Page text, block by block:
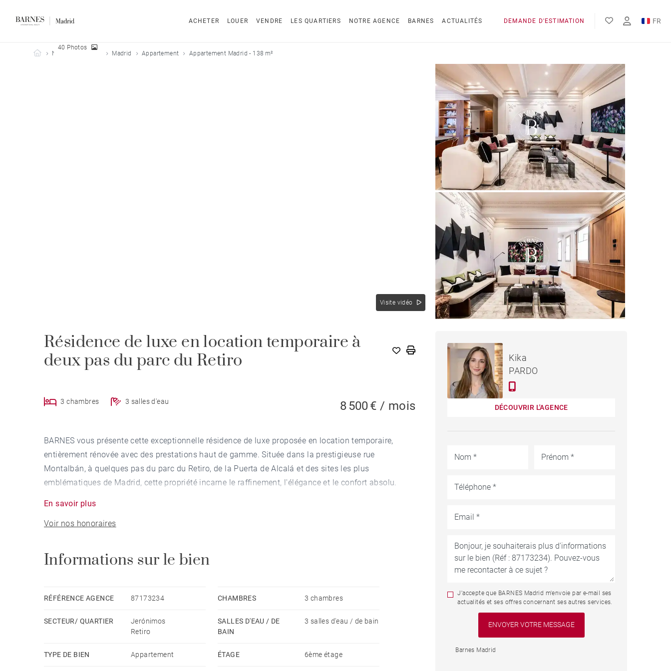
ACHETER LOUER VENDRE LES QUARTIERS NOTRE AGENCE BARNES ACTUALITÉS DEMANDE D'ESTIMATION FR
EN
Barnes Madrid
Nos biens à louer Madrid Appartement Appartement Madrid - 138 m²
Visite vidéo
40 Photos
Résidence de luxe en location temporaire à
deux pas du parc du Retiro
3 chambres 3 salles d'eau 8 500 € / mois
BARNES vous présente cette exceptionnelle résidence de luxe proposée en location temporaire,
entièrement rénovée avec des prestations haut de gamme. Située dans la prestigieuse rue
Montalbán, à quelques pas du parc du Retiro, de la Puerta de Alcalá et des sites les plus
emblématiques de Madrid, cette propriété incarne le raffinement, l'élégance et le confort absolu.
L'espace de vie s'organise autour d'un vaste séjour ouvert réunissant salon, salle à manger et
cuisine, offrant un cadre lumineux et sophistiqué, idéal pour recevoir ou profiter du quotidien.
électroménagers haut de gamme et comprend une buanderie discrètement intégrée avec lave-linge,
sèche-linge et espace de service.
L'espace nuit comprend deux grandes chambres doubles, chacune disposant de sa propre salle de
dispose de deux lits simples. Une élégante salle de cinéma ou bureau avec canapé-lit peut
facilement être aménagée en troisième chambre et bénéficie d'une salle de bains complète
indépendante.
En savoir plus
Voir nos honoraires
Informations sur le bien
RÉFÉRENCE AGENCE 87173234
SECTEUR/ QUARTIER
Jerónimos
Retiro
TYPE DE BIEN Appartement
CHAMBRES 3 chambres
SALLES D'EAU / DE
BAIN
3 salles d'eau / de bain
ÉTAGE 6ème étage
APPARTEMENT MADRID -
138 M²Kika
PARDO
DÉCOUVRIR L'AGENCE
J'accepte que BARNES Madrid m'envoie par e-mail ses
actualités et ses offres concernant ses autres services.
Barnes Madrid